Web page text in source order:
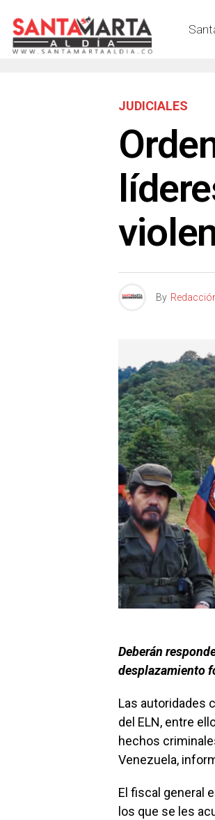
JUDICIALES
By
Deberán
desplazamiento
Las autoridades
del ELN, entre
hechos
Venezuela,
El fiscal general
los que se les